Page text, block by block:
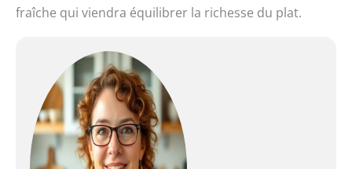
fraîche qui viendra équilibrer la richesse du plat.